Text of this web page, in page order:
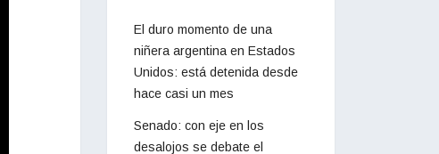
El duro momento de una
niñera argentina en Estados
Unidos: está detenida desde
hace casi un mes
Senado: con eje en los
desalojos se debate el